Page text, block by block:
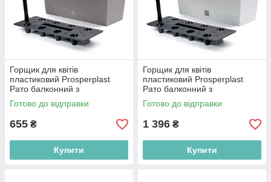
Горщик для квітів
пластиковий Prosperplast
Рато балконний з
автополивом 50*19см мокко
DRTC500-7529U
Готово до відправки
655 ₴
Купити
Горщик для квітів
пластиковий Prosperplast
Рато балконний з
автополивом 60*24см білий
DRTC600-S449
Готово до відправки
1 396 ₴
Купити